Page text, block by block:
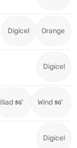
Digicel Orange
Digicel
Iliad Wind
Digicel